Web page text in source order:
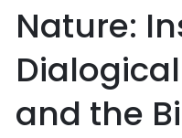
Nature:
and the